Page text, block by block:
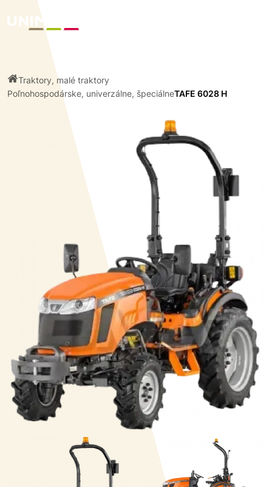
Traktory, malé traktory
Poľnohospodárske, univerzálne, špeciálneTAFE 6028 H